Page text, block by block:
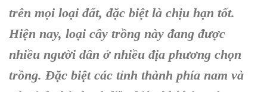
trên mọi loại đất, đặc biệt là chịu hạn tốt.
Hiện nay, loại cây trồng này đang được
nhiều người dân ở nhiều địa phương chọn
trồng. Đặc biệt các tỉnh thành phía nam và